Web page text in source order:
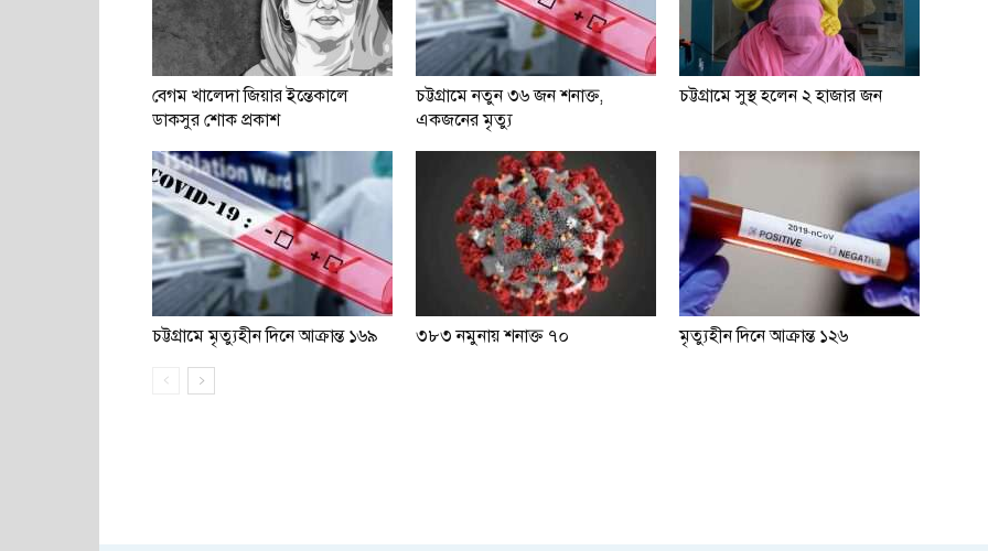
বেগম খালেদা জিয়ার ইন্তেকালে
ডাকসুর শোক প্রকাশ
চট্টগ্রামে নতুন ৩৬ জন শনাক্ত,
একজনের মৃত্যু
চট্টগ্রামে সুস্থ হলেন ২ হাজার জন
চট্টগ্রামে মৃত্যুহীন দিনে আক্রান্ত ১৬৯ ৩৮৩ নমুনায় শনাক্ত ৭০ মৃত্যুহীন দিনে আক্রান্ত ১২৬